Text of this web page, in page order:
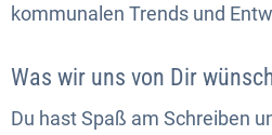
kommunalen Trends und
Was wir uns von Dir
Du hast Spaß am Schreiben